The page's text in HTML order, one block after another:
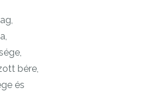
bére,
és